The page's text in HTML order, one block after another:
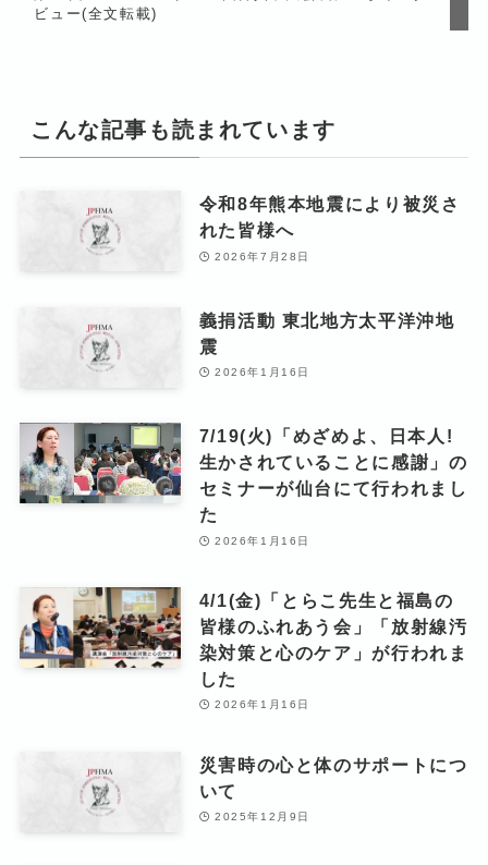
ビュー(全文転載)
こんな記事も読まれています
令和8年熊本地震により被災さ
れた皆様へ
2026年7月28日
義捐活動 東北地方太平洋沖地
震
2026年1月16日
7/19(火)「めざめよ、日本人!
生かされていることに感謝」の
セミナーが仙台にて行われまし
た
2026年1月16日
4/1(金)「とらこ先生と福島の
皆様のふれあう会」「放射線汚
染対策と心のケア」が行われま
した
2026年1月16日
災害時の心と体のサポートにつ
いて
2025年12月9日